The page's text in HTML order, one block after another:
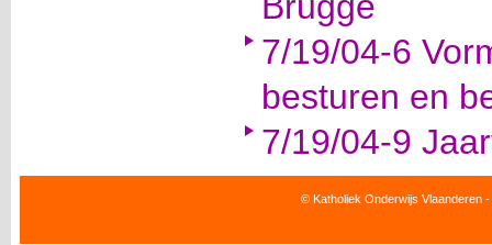
7/19/04-6
besturen en
7/19/04-9
© Katholiek Onderwijs Vlaanderen